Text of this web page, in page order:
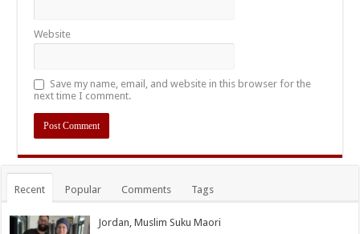
Website
Save my name, email, and website in this browser for the
next time I comment.
Recent Popular Comments Tags
Jordan, Muslim Suku Maori